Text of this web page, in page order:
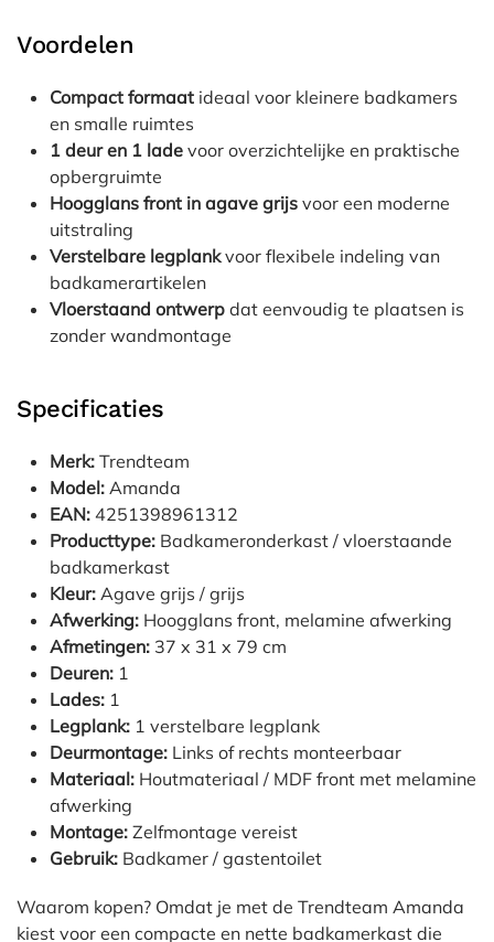
Voordelen
Compact formaat ideaal voor kleinere badkamers
en smalle ruimtes
1 deur en 1 lade voor overzichtelijke en praktische
opbergruimte
Hoogglans front in agave grijs voor een moderne
uitstraling
Verstelbare legplankvoor flexibele indeling van
badkamerartikelen
Vloerstaand ontwerp dat eenvoudig te plaatsen is
zonder wandmontage
Specificaties
Merk: Trendteam
Model: Amanda
EAN: 4251398961312
Producttype: Badkameronderkast / vloerstaande
badkamerkast
Kleur: Agave grijs / grijs
Afwerking: Hoogglans front, melamine afwerking
Afmetingen: 37 x 31 x 79 cm
Deuren: 1
Lades: 1
Legplank: 1 verstelbare legplank
Deurmontage: Links of rechts monteerbaar
Materiaal: Houtmateriaal / MDF front met melamine
afwerking
Montage: Zelfmontage vereist
Gebruik: Badkamer / gastentoilet
Waarom kopen? Omdat je met de Trendteam Amanda
kiest voor een compacte en nette badkamerkast die